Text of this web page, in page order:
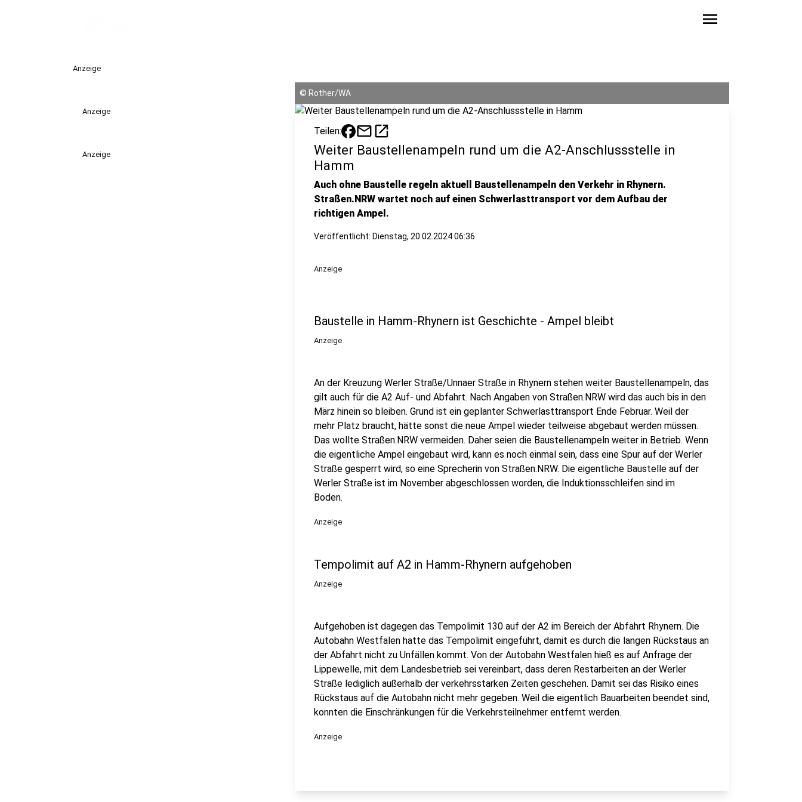
menu
Anzeige
Anzeige
Anzeige
© Rother/WA
Teilen: mailopen_in_new
Weiter Baustellenampeln rund um die A2-Anschlussstelle in
Hamm
Auch ohne Baustelle regeln aktuell Baustellenampeln den Verkehr in Rhynern.
Straßen.NRW wartet noch auf einen Schwerlasttransport vor dem Aufbau der
richtigen Ampel.
Veröffentlicht: Dienstag, 20.02.2024 06:36
Anzeige
Baustelle in Hamm-Rhynern ist Geschichte - Ampel bleibt
Anzeige
An der Kreuzung Werler Straße/Unnaer Straße in Rhynern stehen weiter Baustellenampeln, das
gilt auch für die A2 Auf- und Abfahrt. Nach Angaben von Straßen.NRW wird das auch bis in den
März hinein so bleiben. Grund ist ein geplanter Schwerlasttransport Ende Februar. Weil der
mehr Platz braucht, hätte sonst die neue Ampel wieder teilweise abgebaut werden müssen.
Das wollte Straßen.NRW vermeiden. Daher seien die Baustellenampeln weiter in Betrieb. Wenn
die eigentliche Ampel eingebaut wird, kann es noch einmal sein, dass eine Spur auf der Werler
Straße gesperrt wird, so eine Sprecherin von Straßen.NRW. Die eigentliche Baustelle auf der
Werler Straße ist im November abgeschlossen worden, die Induktionsschleifen sind im
Boden.
Anzeige
Tempolimit auf A2 in Hamm-Rhynern aufgehoben
Anzeige
Aufgehoben ist dagegen das Tempolimit 130 auf der A2 im Bereich der Abfahrt Rhynern. Die
Autobahn Westfalen hatte das Tempolimit eingeführt, damit es durch die langen Rückstaus an
der Abfahrt nicht zu Unfällen kommt. Von der Autobahn Westfalen hieß es auf Anfrage der
Lippewelle, mit dem Landesbetrieb sei vereinbart, dass deren Restarbeiten an der Werler
Straße lediglich außerhalb der verkehrsstarken Zeiten geschehen. Damit sei das Risiko eines
Rückstaus auf die Autobahn nicht mehr gegeben. Weil die eigentlich Bauarbeiten beendet sind,
konnten die Einschränkungen für die Verkehrsteilnehmer entfernt werden.
Anzeige